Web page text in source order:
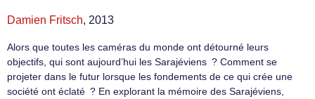
Damien Fritsch, 2013
Alors que toutes les caméras du monde ont détourné leurs
objectifs, qui sont aujourd’hui les Sarajéviens ? Comment se
projeter dans le futur lorsque les fondements de ce qui crée une
société ont éclaté ? En explorant la mémoire des Sarajéviens,